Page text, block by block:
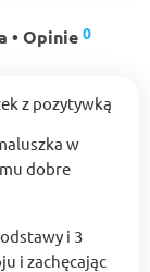
• Opinie 0
w
dobre
i 3
i zachęcając